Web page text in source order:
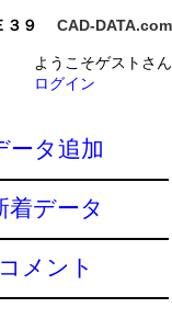
３９ CAD-DATA.com
ようこそゲストさん
ログイン
ータ追加
着データ
コメント